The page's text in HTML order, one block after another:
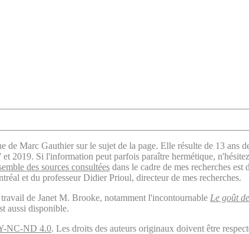
Marc Gauthier sur le sujet de la page. Elle résulte de 13 ans
et 2019. Si l'information peut parfois paraître hermétique,
des sources consultées dans le cadre de mes recherches
et du professeur Didier Prioul, directeur de mes recherches.
de Janet M. Brooke, notamment l'incontournable Le goût
aussi disponible.
NC-ND 4.0. Les droits des auteurs originaux doivent être